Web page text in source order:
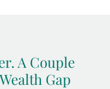
A Couple
Gap